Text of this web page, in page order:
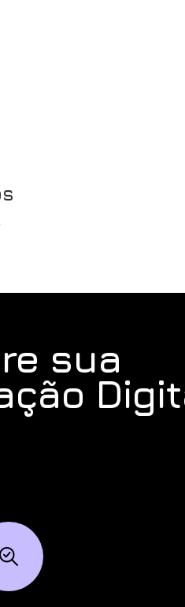
sua